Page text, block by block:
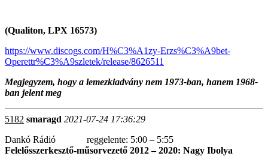
(Qualiton, LPX 16573)
https://www.discogs.com/H%C3%A1zy-Erzs%C3%A9bet-
Operettr%C3%A9szletek/release/8626511
Megjegyzem, hogy a lemezkiadvány nem 1973-ban, hanem 1968-
ban jelent meg
5182 smaragd 2021-07-24 17:36:29
Dankó Rádió reggelente: 5:00 – 5:55
Felelősszerkesztő-műsorvezető 2012 – 2020: Nagy Ibolya